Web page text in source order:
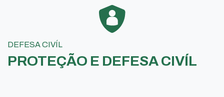
DEFESA CIVÍL
PROTEÇÃO E DEFESA CIVÍL